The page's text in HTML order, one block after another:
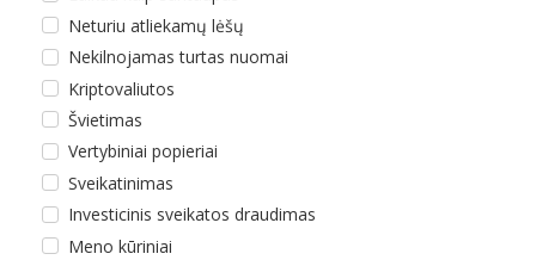
Neturiu atliekamų lėšų
Nekilnojamas turtas nuomai
Kriptovaliutos
Švietimas
Vertybiniai popieriai
Sveikatinimas
Investicinis sveikatos draudimas
Meno kūriniai